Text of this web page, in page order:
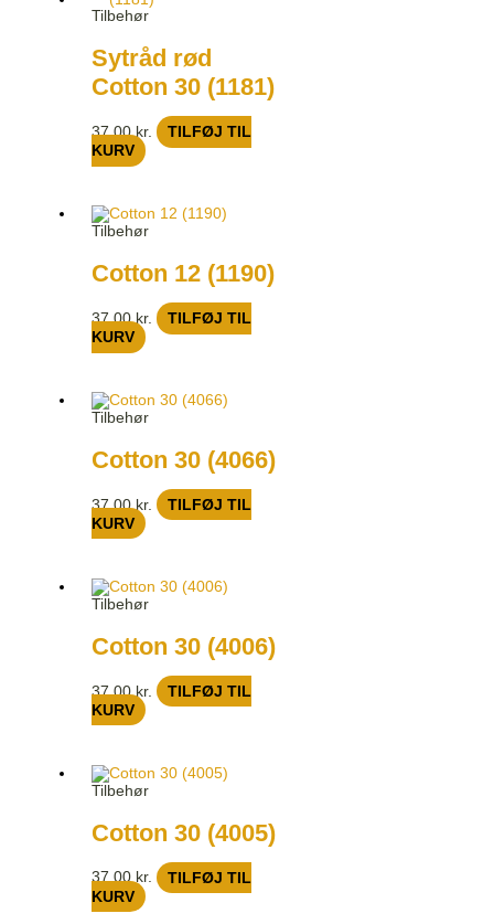
Tilbehør
Sytråd rød
Cotton 30 (1181)
37,00kr.
TILFØJ TIL
KURV
Tilbehør
Cotton 12 (1190)
37,00kr.
TILFØJ TIL
KURV
Tilbehør
Cotton 30 (4066)
37,00kr.
TILFØJ TIL
KURV
Tilbehør
Cotton 30 (4006)
37,00kr.
TILFØJ TIL
KURV
Tilbehør
Cotton 30 (4005)
37,00kr.
TILFØJ TIL
KURV